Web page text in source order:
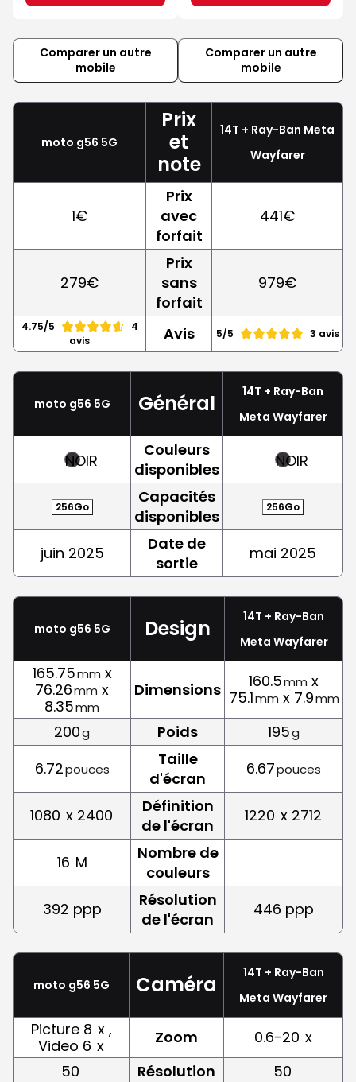
Comparer un autre
mobile
Comparer un autre
mobile
moto g56 5G
Prix
et
note
14T + Ray-Ban Meta
Wayfarer
1€
Prix
avec
forfait
441€
279€
Prix
sans
forfait
979€
4.75/5
4
avis
Avis 5/5 3 avis
moto g56 5G Général
14T + Ray-Ban
Meta Wayfarer
NOIR
Couleurs
disponibles
NOIR
256Go
Capacités
disponibles
256Go
juin 2025
Date de
sortie
mai 2025
moto g56 5G Design
14T + Ray-Ban
Meta Wayfarer
165.75mm x
76.26mm x
8.35mm
Dimensions 160.5mm x
75.1mm x 7.9mm
200g Poids 195g
6.72pouces
Taille
d'écran
6.67pouces
1080 x 2400
Définition
de l'écran
1220 x 2712
16 M
Nombre de
couleurs
392 ppp
Résolution
de l'écran
446 ppp
moto g56 5G Caméra
14T + Ray-Ban
Meta Wayfarer
Picture 8 x ,
Video 6 x Zoom 0.6-20 x
50
Résolution
50